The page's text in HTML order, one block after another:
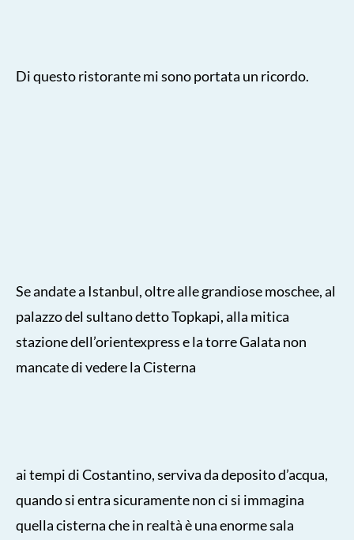
Di questo ristorante mi sono portata un ricordo.
Se andate a Istanbul, oltre alle grandiose moschee, al
palazzo del sultano detto Topkapi, alla mitica
stazione dell’orientexpress e la torre Galata non
mancate di vedere la Cisterna
ai tempi di Costantino, serviva da deposito d’acqua,
quando si entra sicuramente non ci si immagina
quella cisterna che in realtà è una enorme sala